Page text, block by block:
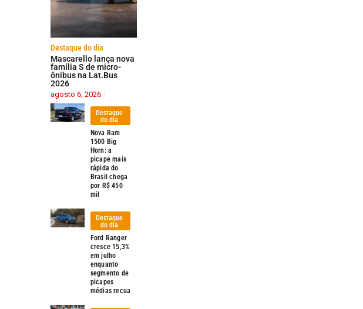
Destaque do dia
Mascarello lança nova
família S de micro-
ônibus na Lat.Bus
2026
agosto 6, 2026
Destaque
do dia
Nova Ram
1500 Big
Horn: a
picape mais
rápida do
Brasil chega
por R$ 450
mil
Destaque
do dia
Ford Ranger
cresce 15,3%
em julho
enquanto
segmento de
picapes
médias recua